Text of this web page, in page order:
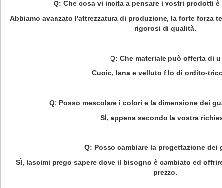
Q: Che cosa vi incita a pensare i vostri prodotti
Abbiamo avanzato l'attrezzatura di produzione, la forte forza
rigorosi di qualità.
Q: Che materiale può offerta di u
Cuoio, lana e velluto filo di ordito-
Q: Posso mescolare i colori e la dimensione dei
SÌ, appena secondo la vostra
Q: Posso cambiare la progettazione dei
SÌ, lascimi prego sapere dove il bisogno è cambiato ed
prezzo.